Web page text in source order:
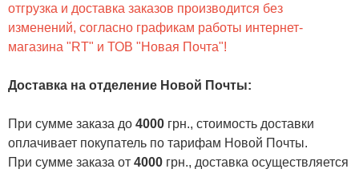
отгрузка и доставка заказов производится без
изменений, согласно графикам работы интернет-
магазина "RT" и ТОВ "Новая Почта"!
Доставка на отделение Новой Почты:
При сумме заказа до 4000 грн., стоимость доставки
оплачивает покупатель по тарифам Новой Почты.
При сумме заказа от 4000 грн., доставка осуществляется